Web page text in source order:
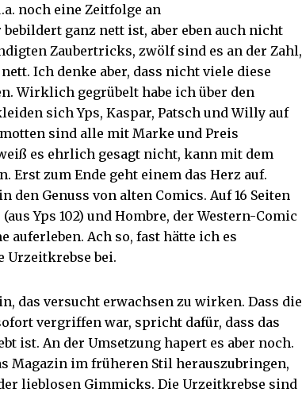
noch eine Zeitfolge an
ganz nett ist, aber eben auch nicht
Zaubertricks, zwölf sind es an der Zahl,
Ich denke aber, dass nicht viele diese
Wirklich gegrübelt habe ich über den
sich Yps, Kaspar, Patsch und Willy auf
sind alle mit Marke und Preis
es ehrlich gesagt nicht, kann mit dem
Erst zum Ende geht einem das Herz auf.
den Genuss von alten Comics. Auf 16 Seiten
(aus Yps 102) und Hombre, der Western-Comic
auferleben. Ach so, fast hätte ich es
Urzeitkrebse bei.
das versucht erwachsen zu wirken. Dass die
vergriffen war, spricht dafür, dass das
ist. An der Umsetzung hapert es aber noch.
Magazin im früheren Stil herauszubringen,
lieblosen Gimmicks. Die Urzeitkrebse sind